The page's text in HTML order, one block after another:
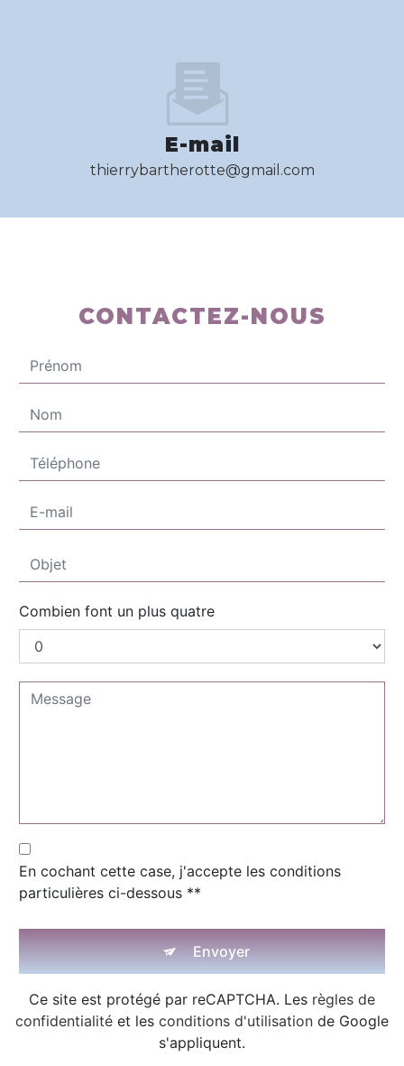
E-mail
thierrybartherotte@gmail.com
CONTACTEZ-NOUS
Combien font un plus quatre
En cochant cette case, j'accepte les conditions
particulières ci-dessous **
Envoyer
Ce site est protégé par reCAPTCHA. Les règles de
confidentialité et les conditions d'utilisation de Google
s'appliquent.